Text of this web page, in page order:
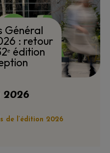
Général
: retour
édition
2026
de l’édition 2026